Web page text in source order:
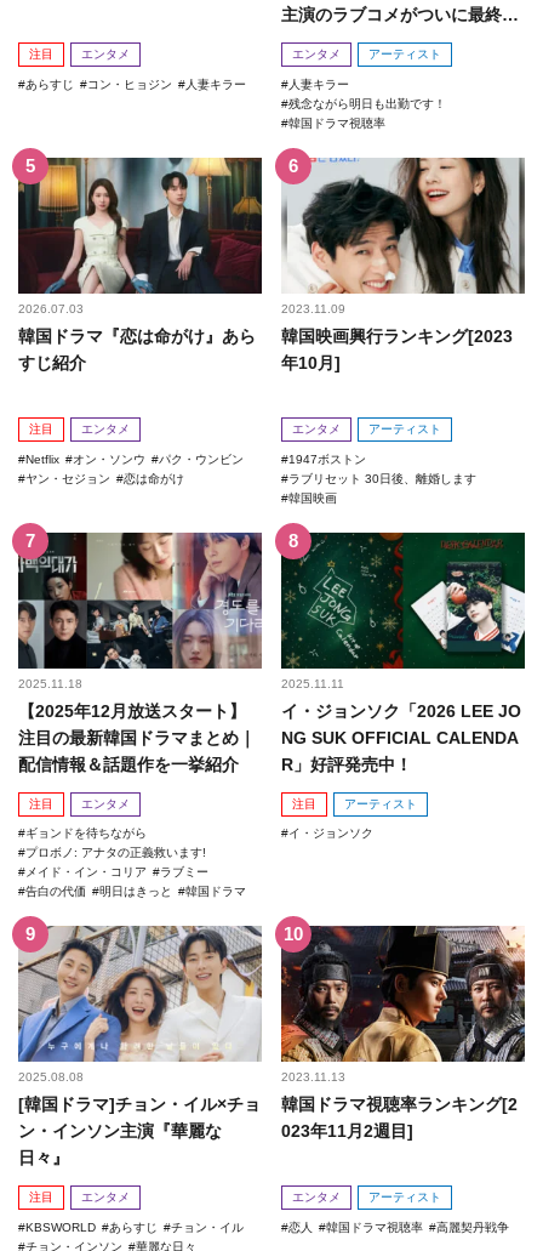
注目 エンタメ
あらすじ コン・ヒョジン 人妻キラー
主演のラブコメがついに最終
回！
エンタメ アーティスト
人妻キラー
残念ながら明日も出勤です！
韓国ドラマ視聴率
2026.07.03
韓国ドラマ『恋は命がけ』あら
すじ紹介
注目 エンタメ
Netflix オン・ソンウ
パク・ウンビン
ヤン・セジョン
恋は命がけ
2023.11.09
韓国映画興行ランキング[2023
年10月]
エンタメ アーティスト
1947ボストン
ラブリセット 30日後、離婚します
韓国映画
2025.11.18
【2025年12月放送スタート】
注目の最新韓国ドラマまとめ｜
配信情報＆話題作を一挙紹介
注目 エンタメ
ギョンドを待ちながら
プロボノ: アナタの正義救います!
メイド・イン・コリア
ラブミー
告白の代価
明日はきっと 韓国ドラマ
2025.11.11
イ・ジョンソク「2026 LEE JO
NG SUK OFFICIAL CALENDA
R」好評発売中！
注目 アーティスト
イ・ジョンソク
2025.08.08
[韓国ドラマ]チョン・イル×チョ
ン・インソン主演『華麗な
日々』
注目 エンタメ
KBSWORLD あらすじ
チョン・イル
チョン・インソン
華麗な日々
2023.11.13
韓国ドラマ視聴率ランキング[2
023年11月2週目]
エンタメ アーティスト
恋人 韓国ドラマ視聴率 高麗契丹戦争